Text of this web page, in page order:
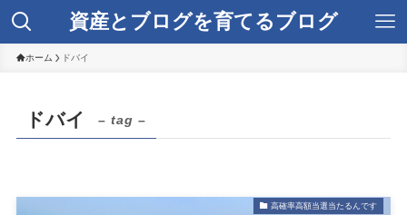
資産とブログを育てるブログ
ホーム ドバイ
ドバイ – tag –
高確率高額当選当たるんです